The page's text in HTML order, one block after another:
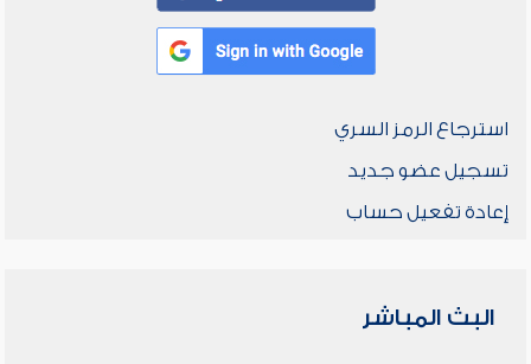
استرجاع الرمز السري
تسجيل عضو جديد
إعادة تفعيل حساب
البث المباشر